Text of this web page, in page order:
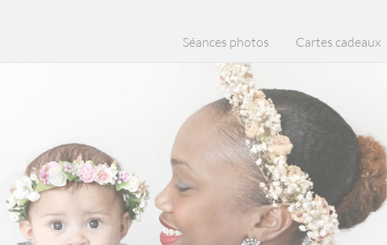
Séances photos Cartes cadeaux